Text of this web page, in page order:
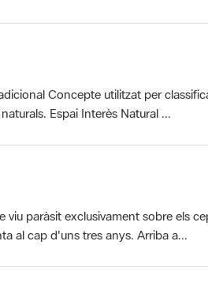
Concepte utilitzat per
Espai Interès Natural ...
viu paràsit exclusivament sobre els
al cap d'uns tres anys. Arriba a...